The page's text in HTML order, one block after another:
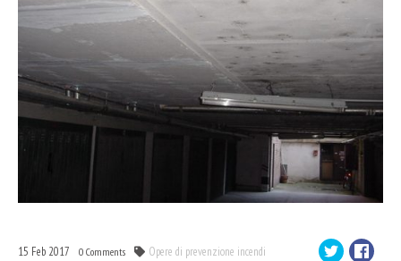
15 Feb 2017 0 Comments Opere di prevenzione incendi